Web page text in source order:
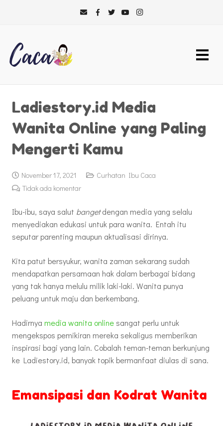
Ladiestory.id Media
Wanita Online yang Paling
Mengerti Kamu
November 17, 2021
Curhatan Ibu Caca
Tidak ada komentar
Ibu-ibu, saya salut bangetdengan media yang selalu
menyediakan edukasi untuk para wanita. Entah itu
seputar parenting maupun aktualisasi dirinya.
Kita patut bersyukur, wanita zaman sekarang sudah
mendapatkan persamaan hak dalam berbagai bidang
yang tak hanya melulu milik laki-laki. Wanita punya
peluang untuk maju dan berkembang.
Hadirnya media wanita onlinesangat perlu untuk
mengekspos pemikiran mereka sekaligus memberikan
inspirasi bagi yang lain. Cobalah teman-teman berkunjung
ke Ladiestory.id, banyak topik bermanfaat diulas di sana.
Emansipasi dan Kodrat Wanita